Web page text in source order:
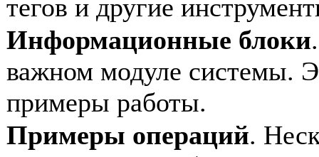
тегов и другие
Информационные блоки
важном модуле системы.
примеры работы.
Примеры операций.